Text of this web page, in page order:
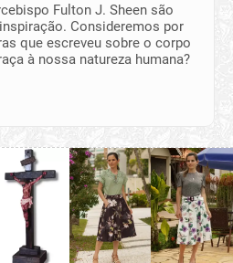
Fulton J. Sheen são
Consideremos por
que escreveu sobre o corpo
à nossa natureza humana?